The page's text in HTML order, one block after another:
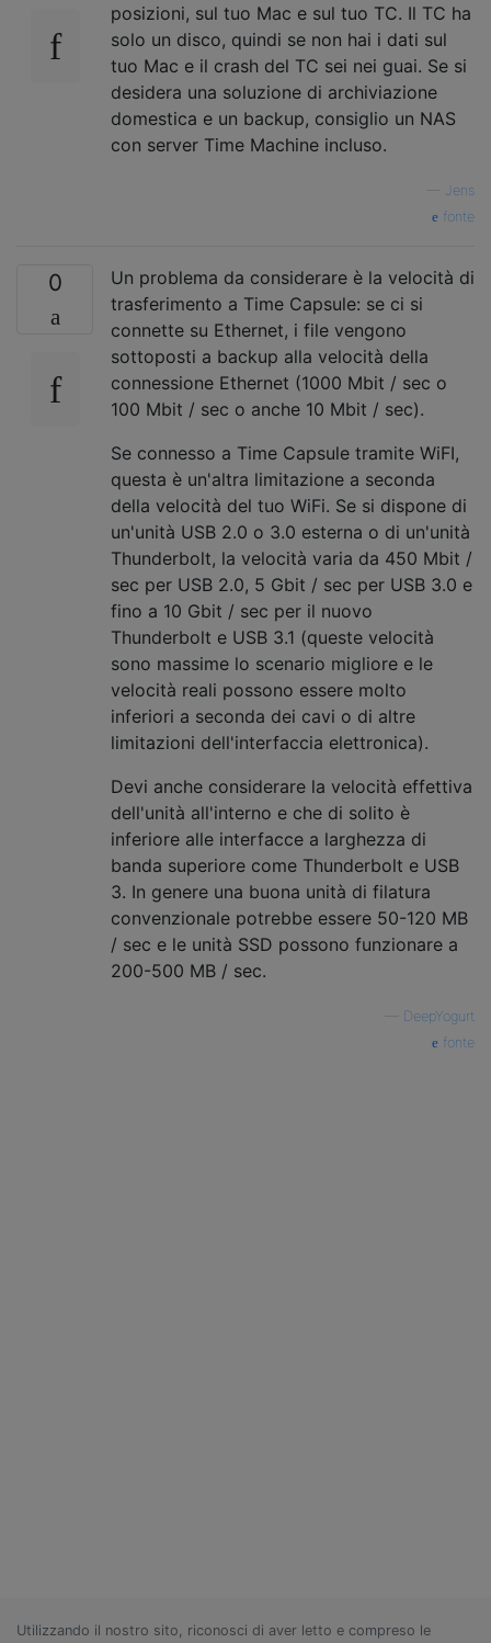
posizioni, sul tuo Mac e sul tuo TC. Il TC ha
solo un disco, quindi se non hai i dati sul
tuo Mac e il crash del TC sei nei guai. Se si
desidera una soluzione di archiviazione
domestica e un backup, consiglio un NAS
con server Time Machine incluso.
Jens
fonte
0
Un problema da considerare è la velocità di
trasferimento a Time Capsule: se ci si
connette su Ethernet, i file vengono
sottoposti a backup alla velocità della
connessione Ethernet (1000 Mbit / sec o
100 Mbit / sec o anche 10 Mbit / sec).
Se connesso a Time Capsule tramite WiFI,
questa è un'altra limitazione a seconda
della velocità del tuo WiFi. Se si dispone di
un'unità USB 2.0 o 3.0 esterna o di un'unità
Thunderbolt, la velocità varia da 450 Mbit /
sec per USB 2.0, 5 Gbit / sec per USB 3.0 e
fino a 10 Gbit / sec per il nuovo
Thunderbolt e USB 3.1 (queste velocità
sono massime lo scenario migliore e le
velocità reali possono essere molto
inferiori a seconda dei cavi o di altre
limitazioni dell'interfaccia elettronica).
Devi anche considerare la velocità effettiva
dell'unità all'interno e che di solito è
inferiore alle interfacce a larghezza di
banda superiore come Thunderbolt e USB
3. In genere una buona unità di filatura
convenzionale potrebbe essere 50-120 MB
/ sec e le unità SSD possono funzionare a
200-500 MB / sec.
DeepYogurt
fonte
Utilizzando il nostro sito, riconosci di aver letto e compreso le